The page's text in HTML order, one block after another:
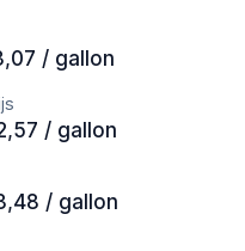
/ gallon
/ gallon
/ gallon